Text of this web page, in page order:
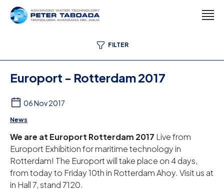
FILTER
Europort - Rotterdam 2017
06 Nov 2017
News
We are at Europort Rotterdam 2017 Live from
Europort Exhibition for maritime technology in
Rotterdam! The Europort will take place on 4 days,
from today to Friday 10th in Rotterdam Ahoy. Visit us at
in Hall 7, stand 7120.